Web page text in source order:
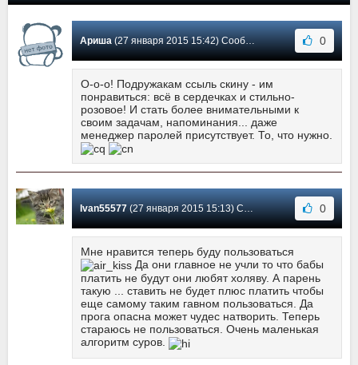
Ариша(27 января 2015 15:42) Сообщение #6 0
О-о-о! Подружакам ссыль скину - им
понравиться: всё в сердечках и стильно-
розовое! И стать более внимательными к
своим задачам, напоминания... даже
менеджер паролей присутствует. То, что нужно.
Ivan55577(27 января 2015 15:13) Сообщение #5 0
Мне нравится теперь буду пользоваться
Да они главное не учли то что бабы
платить не будут они любят холяву. А парень
такую ... ставить не будет плюс платить чтобы
еще самому таким гавном пользоваться. Да
прога опасна может чудес натворить. Теперь
стараюсь не пользоваться. Очень маленькая
алгоритм суров.